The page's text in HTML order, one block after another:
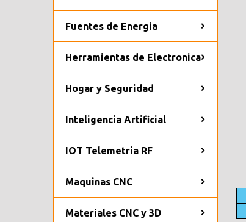
Fuentes de Energia
Herramientas de Electronica
Hogar y Seguridad
Inteligencia Artificial
IOT Telemetria RF
Maquinas CNC
Materiales CNC y 3D